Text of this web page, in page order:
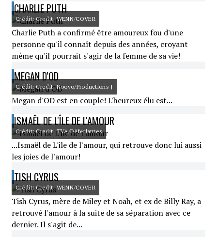
CHARLIE PUTH
Crédit: Credit: WENN/COVER
Charlie Puth a confirmé être amoureux fou d'une
personne qu'il connaît depuis des années, croyant
même qu'il pourrait s'agir de la femme de sa vie!
MEGAN D'OD
Crédit: Credit: Noovo/Productions J
Megan d'OD est en couple! L'heureux élu est...
ISMAËL DE L'ÎLE DE L'AMOUR
Crédit: Credit: TVA/Déferlantes
...Ismaël de L'île de l'amour, qui retrouve donc lui aussi
les joies de l'amour!
TISH CYRUS
Crédit: Credit: WENN/COVER
Tish Cyrus, mère de Miley et Noah, et ex de Billy Ray, a
retrouvé l'amour à la suite de sa séparation avec ce
dernier. Il s'agit de...